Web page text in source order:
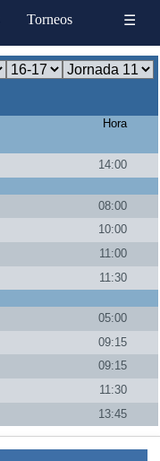
Torneos ☰
Hora
14:00
08:00
10:00
11:00
11:30
05:00
09:15
09:15
11:30
13:45